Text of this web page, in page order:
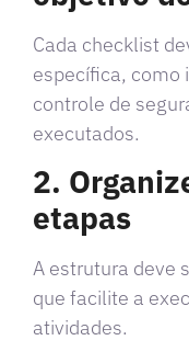
Cada checklist
específica, como
controle de
executados.
2.
etapas
A estrutura deve
que facilite a
atividades.